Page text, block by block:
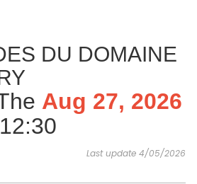
INSPIRATIONS AGENDA
DU DOMAINE
Aug 27, 2026
Last update 4/05/2026